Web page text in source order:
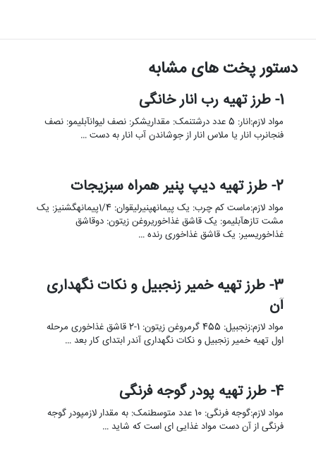
دستور پخت های مشابه
1- طرز تهیه رب انار خانگی
مواد لازم:انار: 5 عدد درشتنمک: مقداریشکر: نصف لیوانآبلیمو: نصف
فنجانرب انار یا ملاس انار از جوشاندن آب انار به دست …
2- طرز تهیه دیپ پنیر همراه سبزیجات
مواد لازم:ماست کم چرب: یک پیمانهپنیرلیقوان: 1/4پیمانهگشنیز: یک
مشت تازهآبلیمو: یک قاشق غذاخوریروغن زیتون: دوقاشق
غذاخوریسیر: یک قاشق غذاخوری رنده …
3- طرز تهیه خمیر زنجبیل و نکات نگهداری
آن
مواد لازم:زنجبیل: 455 گرمروغن زیتون: 1-2 قاشق غذاخوری مرحله
اول تهیه خمیر زنجبیل و نکات نگهداری آندر ابتدای کار بعد …
4- طرز تهیه پودر گوجه فرنگی
مواد لازم:گوجه فرنگی: 10 عدد متوسطنمک: به مقدار لازمپودر گوجه
فرنگی از آن دست مواد غذایی ای است که شاید …